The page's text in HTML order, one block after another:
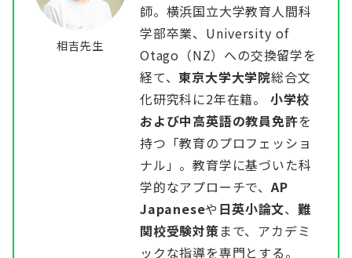
相吉先生
師。横浜国立大学教育人間科
学部卒業、University of
Otago（NZ）への交換留学を
経て、東京大学大学院総合文
化研究科に2年在籍。 小学校
および中高英語の教員免許を
持つ「教育のプロフェッショ
ナル」。教育学に基づいた科
学的なアプローチで、AP
Japaneseや 日英小論文、難
関校受験対策まで、アカデミ
ックな指導を専門とする。